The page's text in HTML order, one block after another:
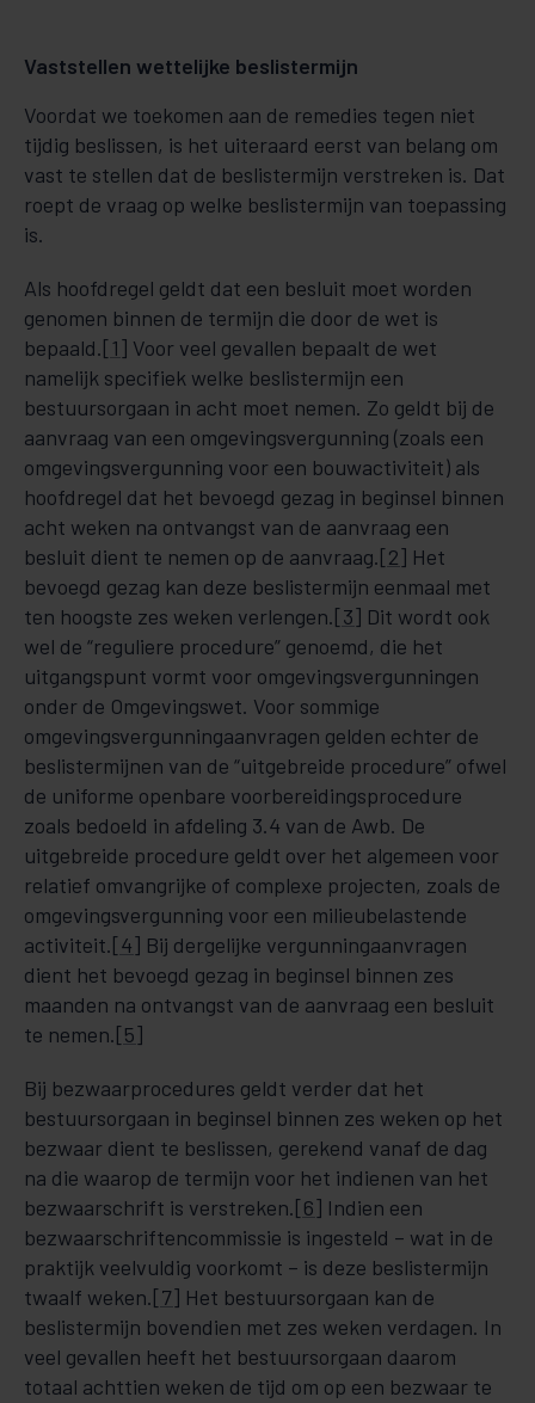
Vaststellen wettelijke beslistermijn
Voordat we toekomen aan de remedies tegen niet
tijdig beslissen, is het uiteraard eerst van belang om
vast te stellen dat de beslistermijn verstreken is. Dat
roept de vraag op welke beslistermijn van toepassing
is.
Als hoofdregel geldt dat een besluit moet worden
genomen binnen de termijn die door de wet is
bepaald.[1] Voor veel gevallen bepaalt de wet
namelijk specifiek welke beslistermijn een
bestuursorgaan in acht moet nemen. Zo geldt bij de
aanvraag van een omgevingsvergunning (zoals een
omgevingsvergunning voor een bouwactiviteit) als
hoofdregel dat het bevoegd gezag in beginsel binnen
acht weken na ontvangst van de aanvraag een
besluit dient te nemen op de aanvraag.[2] Het
bevoegd gezag kan deze beslistermijn eenmaal met
ten hoogste zes weken verlengen.[3] Dit wordt ook
wel de “reguliere procedure” genoemd, die het
uitgangspunt vormt voor omgevingsvergunningen
onder de Omgevingswet. Voor sommige
omgevingsvergunningaanvragen gelden echter de
beslistermijnen van de “uitgebreide procedure” ofwel
de uniforme openbare voorbereidingsprocedure
zoals bedoeld in afdeling 3.4 van de Awb. De
uitgebreide procedure geldt over het algemeen voor
relatief omvangrijke of complexe projecten, zoals de
omgevingsvergunning voor een milieubelastende
activiteit.[4] Bij dergelijke vergunningaanvragen
dient het bevoegd gezag in beginsel binnen zes
maanden na ontvangst van de aanvraag een besluit
te nemen.[5]
Bij bezwaarprocedures geldt verder dat het
bestuursorgaan in beginsel binnen zes weken op het
bezwaar dient te beslissen, gerekend vanaf de dag
na die waarop de termijn voor het indienen van het
bezwaarschrift is verstreken.[6] Indien een
bezwaarschriftencommissie is ingesteld – wat in de
praktijk veelvuldig voorkomt – is deze beslistermijn
twaalf weken.[7] Het bestuursorgaan kan de
beslistermijn bovendien met zes weken verdagen. In
veel gevallen heeft het bestuursorgaan daarom
totaal achttien weken de tijd om op een bezwaar te